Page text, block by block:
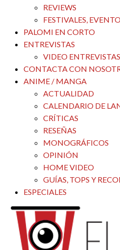
REVIEWS
FESTIVALES,
PALOMI EN CORTO
ENTREVISTAS
VIDEO ENTREVISTAS
CONTACTA CON
ANIME / MANGA
ACTUALIDAD
CALENDARIO DE
CRÍTICAS
RESEÑAS
MONOGRÁFICOS
OPINIÓN
HOME VIDEO
GUÍAS, TOPS Y
ESPECIALES